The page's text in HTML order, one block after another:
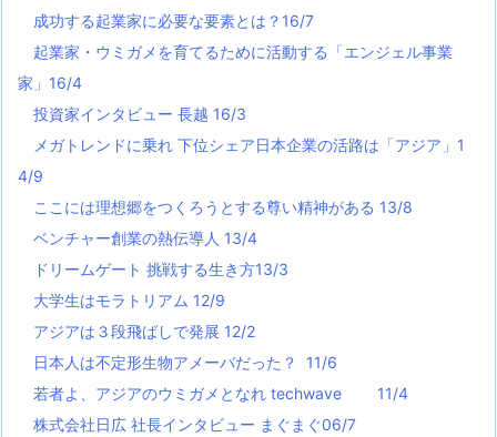
成功する起業家に必要な要素とは？16/7
起業家・ウミガメを育てるために活動する「エンジェル事業
家」16/4
投資家インタビュー 長越 16/3
メガトレンドに乗れ 下位シェア日本企業の活路は「アジア」1
4/9
ここには理想郷をつくろうとする尊い精神がある 13/8
ベンチャー創業の熱伝導人 13/4
ドリームゲート 挑戦する生き方13/3
大学生はモラトリアム 12/9
アジアは３段飛ばしで発展 12/2
日本人は不定形生物アメーバだった？ 11/6
若者よ、アジアのウミガメとなれ techwave
11/4
株式会社日広 社長インタビュー まぐまぐ06/7